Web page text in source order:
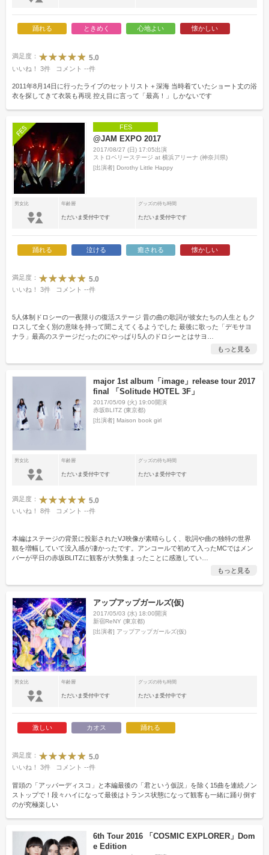
踊れる ときめく 心地よい 懐かしい
満足度： 5.0
いいね！ 3件 コメント --件
2011年8月14日に行ったライブのセットリスト＋深海 当時着ていたショート丈の浴
衣を探してきて衣装も再現 控え目に言って「最高！」しかないです
FES
@JAM EXPO 2017
2017/08/27 (日) 17:05出演
ストロベリーステージ at 横浜アリーナ (神奈川県)
[出演者] Dorothy Little Happy
男女比 年齢層 グッズの待ち時間
ただいま受付中です ただいま受付中です
踊れる 泣ける 癒される 懐かしい
満足度： 5.0
いいね！ 3件 コメント --件
5人体制ドロシーの一夜限りの復活ステージ 昔の曲の歌詞が彼女たちの人生ともク
ロスして全く別の意味を持って聞こえてくるようでした 最後に歌った「デモサヨ
ナラ」最高のステージだったのにやっぱり5人のドロシーとはサヨ
もっと見る
major 1st album「image」release tour 2017
final 「Solitude HOTEL 3F」
2017/05/09 (火) 19:00開演
赤坂BLITZ (東京都)
[出演者] Maison book girl
男女比 年齢層 グッズの待ち時間
ただいま受付中です ただいま受付中です
満足度： 5.0
いいね！ 8件 コメント --件
本編はステージの背景に投影されたVJ映像が素晴らしく、歌詞や曲の独特の世界
観を増幅していて没入感が凄かったです。アンコールで初めて入ったMCではメン
バーが平日の赤坂BLITZに観客が大勢集まったことに感激してい
もっと見る
アップアップガールズ(仮)
2017/05/03 (水) 18:00開演
新宿ReNY (東京都)
[出演者] アップアップガールズ(仮)
男女比 年齢層 グッズの待ち時間
ただいま受付中です ただいま受付中です
激しい カオス 踊れる
満足度： 5.0
いいね！ 3件 コメント --件
冒頭の「アッパーディスコ」と本編最後の「君という仮説」を除く15曲を連続ノン
ストップで！段々ハイになって最後はトランス状態になって観客も一緒に踊り倒す
のが究極楽しい
6th Tour 2016 「COSMIC EXPLORER」Dom
e Edition